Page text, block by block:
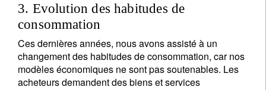
3. Evolution des habitudes de
consommation
Ces dernières années, nous avons assisté à un
changement des habitudes de consommation, car nos
modèles économiques ne sont pas soutenables. Les
acheteurs demandent des biens et services